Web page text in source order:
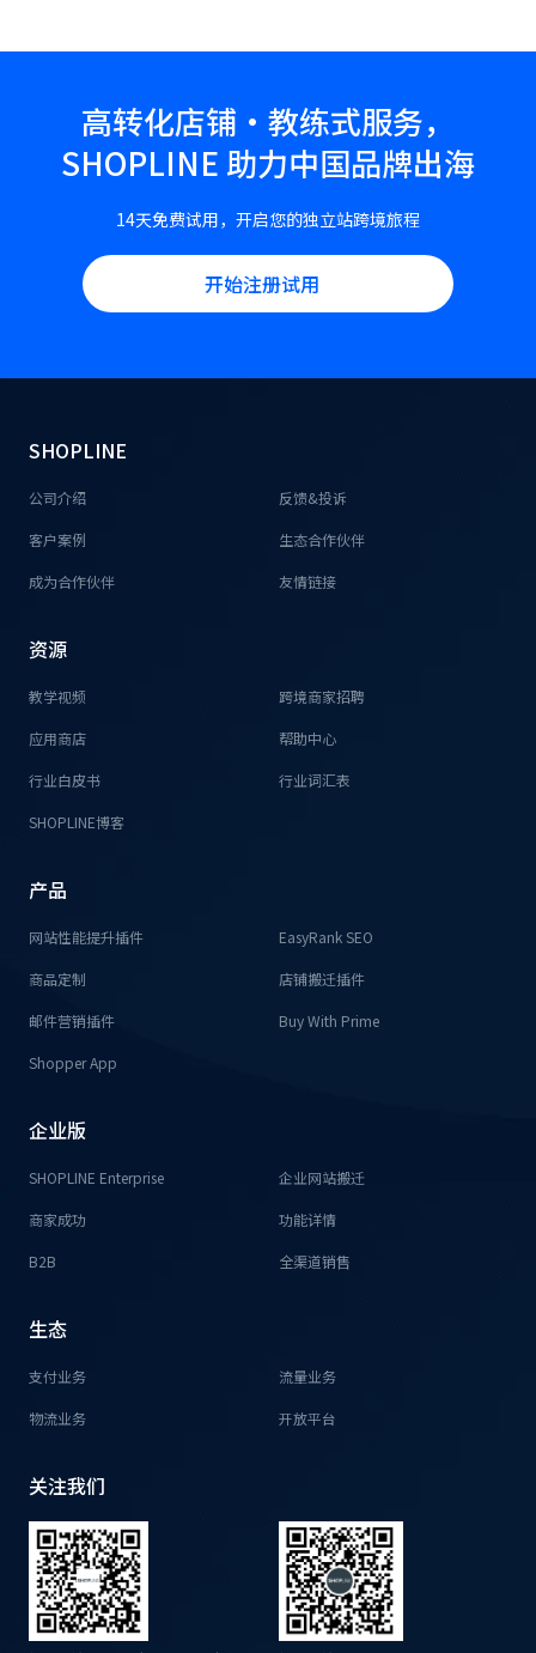
高转化店铺·教练式服务，
SHOPLINE 助力中国品牌出海
14天免费试用，开启您的独立站跨境旅程
开始注册试用
SHOPLINE
公司介绍 反馈&投诉
客户案例 生态合作伙伴
成为合作伙伴 友情链接
资源
教学视频 跨境商家招聘
应用商店 帮助中心
行业白皮书 行业词汇表
SHOPLINE博客
产品
网站性能提升插件 EasyRank SEO
商品定制 店铺搬迁插件
邮件营销插件 Buy With Prime
Shopper App
企业版
SHOPLINE Enterprise 企业网站搬迁
商家成功 功能详情
B2B 全渠道销售
生态
支付业务 流量业务
物流业务 开放平台
关注我们